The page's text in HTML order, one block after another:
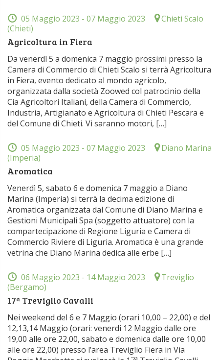
05 Maggio 2023 - 07 Maggio 2023
Chieti Scalo
(Chieti)
Agricoltura in Fiera
Da venerdì 5 a domenica 7 maggio prossimi presso la
Camera di Commercio di Chieti Scalo si terrà Agricoltura
in Fiera, evento dedicato al mondo agricolo,
organizzata dalla società Zoowed col patrocinio della
Cia Agricoltori Italiani, della Camera di Commercio,
Industria, Artigianato e Agricoltura di Chieti Pescara e
del Comune di Chieti. Vi saranno motori, […]
05 Maggio 2023 - 07 Maggio 2023
Diano Marina
(Imperia)
Aromatica
Venerdì 5, sabato 6 e domenica 7 maggio a Diano
Marina (Imperia) si terrà la decima edizione di
Aromatica organizzata dal Comune di Diano Marina e
Gestioni Municipali Spa (soggetto attuatore) con la
compartecipazione di Regione Liguria e Camera di
Commercio Riviere di Liguria. Aromatica è una grande
vetrina che Diano Marina dedica alle erbe […]
06 Maggio 2023 - 14 Maggio 2023
Treviglio
(Bergamo)
17ª Treviglio Cavalli
Nei weekend del 6 e 7 Maggio (orari 10,00 – 22,00) e del
12,13,14 Maggio (orari: venerdi 12 Maggio dalle ore
19,00 alle ore 22,00, sabato e domenica dalle ore 10,00
alle ore 22,00) presso l’area Treviglio Fiera in Via